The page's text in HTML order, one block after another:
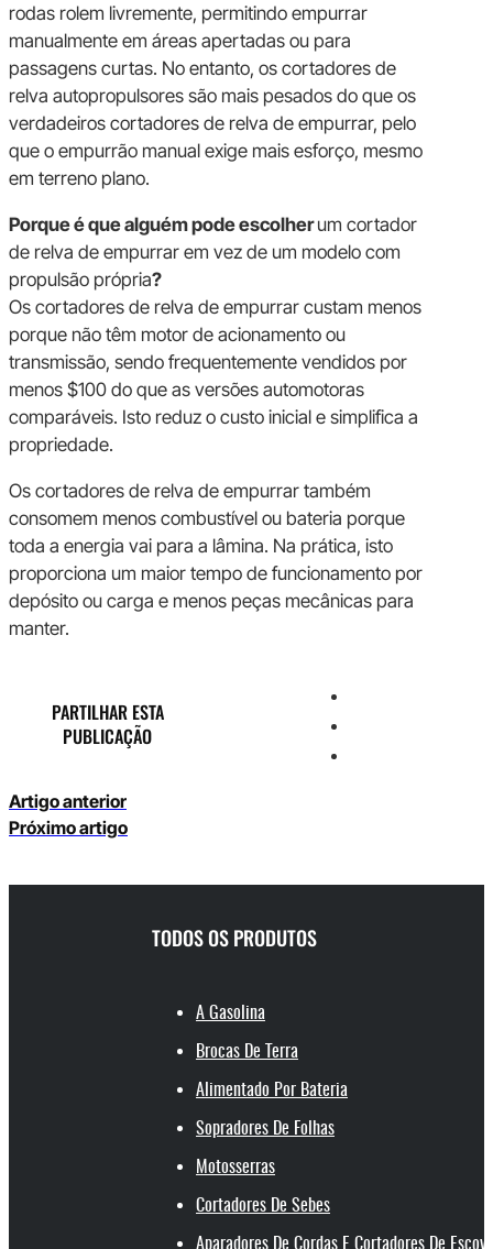
rodas rolem livremente, permitindo empurrar
manualmente em áreas apertadas ou para
passagens curtas. No entanto, os cortadores de
relva autopropulsores são mais pesados do que os
verdadeiros cortadores de relva de empurrar, pelo
que o empurrão manual exige mais esforço, mesmo
em terreno plano.
Porque é que alguém pode escolherum cortador
de relva de empurrar em vez de um modelo com
propulsão própria?
Os cortadores de relva de empurrar custam menos
porque não têm motor de acionamento ou
transmissão, sendo frequentemente vendidos por
menos $100 do que as versões automotoras
comparáveis. Isto reduz o custo inicial e simplifica a
propriedade.
Os cortadores de relva de empurrar também
consomem menos combustível ou bateria porque
toda a energia vai para a lâmina. Na prática, isto
proporciona um maior tempo de funcionamento por
depósito ou carga e menos peças mecânicas para
manter.
PARTILHAR ESTA
PUBLICAÇÃO
Artigo anterior
Próximo artigo
TODOS OS PRODUTOS
A Gasolina
Brocas De Terra
Alimentado Por Bateria
Sopradores De Folhas
Motosserras
Cortadores De Sebes
Aparadores De Cordas E Cortadores De